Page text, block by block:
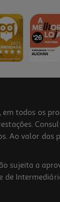
todos os
valor das
sujeita a